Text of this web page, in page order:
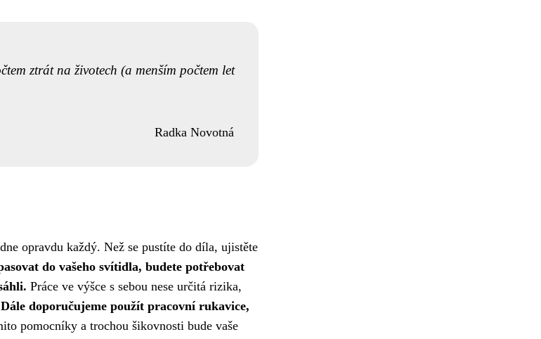
ztrát na životech (a menším počtem let
Radka Novotná
opravdu každý. Než se pustíte do díla, ujistěte
do vašeho svítidla, budete potřebovat
Práce ve výšce s sebou nese určitá rizika,
Dále doporučujeme použít pracovní rukavice,
pomocníky a trochou šikovnosti bude vaše